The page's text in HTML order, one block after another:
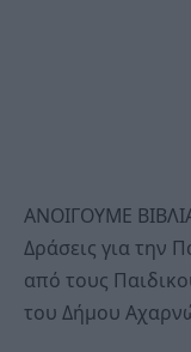
ΑΝΟΙΓΟΥΜΕ
Δράσεις για την
από τους
του Δήμου